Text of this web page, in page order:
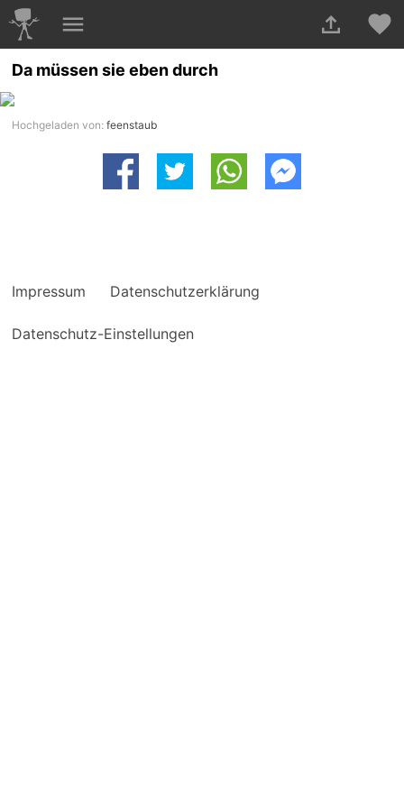
Da müssen sie eben durch
Hochgeladen von:feenstaub
Impressum Datenschutzerklärung
Datenschutz-Einstellungen